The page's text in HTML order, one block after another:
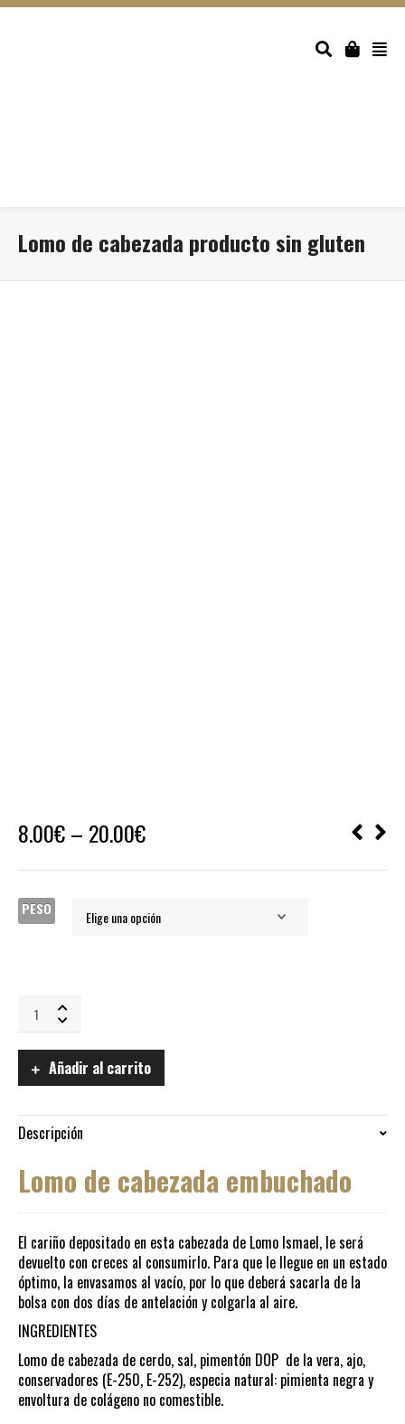
Lomo de cabezada producto sin gluten
8.00€– 20.00€
PESO
producto
quantity
Añadir al carrito
Descripción
Lomo de cabezada embuchado
El cariño depositado en esta cabezada de Lomo Ismael, le será
devuelto con creces al consumirlo. Para que le llegue en un estado
óptimo, la envasamos al vacío, por lo que deberá sacarla de la
bolsa con dos días de antelación y colgarla al aire.
INGREDIENTES
Lomo de cabezada de cerdo, sal, pimentón DOP de la vera, ajo,
conservadores (E-250, E-252), especia natural: pimienta negra y
envoltura de colágeno no comestible.